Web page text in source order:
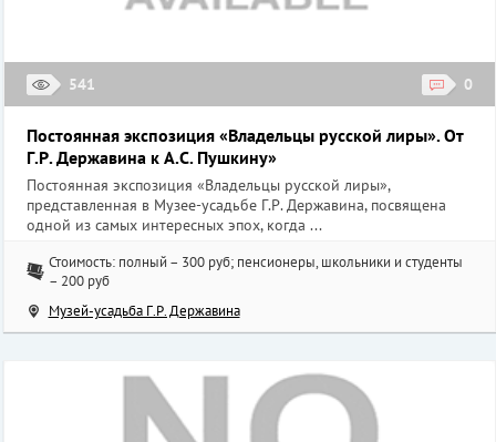
541 0
Постоянная экспозиция «Владельцы русской лиры». От
Г.Р. Державина к А.С. Пушкину»
Постоянная экспозиция «Владельцы русской лиры»,
представленная в Музее-усадьбе Г.Р. Державина, посвящена
одной из самых интересных эпох, когда ...
Стоимость: полный – 300 руб; пенсионеры, школьники и студенты
– 200 руб
Музей-усадьба Г.Р. Державина